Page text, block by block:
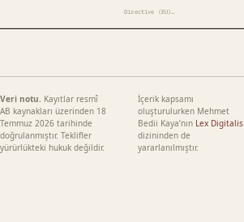
Directive (EU) 2019/882
Veri notu. Kayıtlar resmî
AB kaynakları üzerinden 18
Temmuz 2026 tarihinde
doğrulanmıştır. Teklifler
yürürlükteki hukuk değildir.
İçerik kapsamı
oluşturulurken Mehmet
Bedii Kaya’nın Lex Digitalis
dizininden de
yararlanılmıştır.